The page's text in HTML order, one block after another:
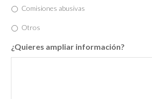
Comisiones abusivas
Otros
¿Quieres ampliar información?